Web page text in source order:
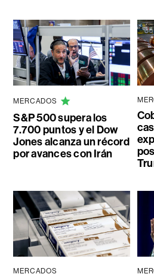
MERCADOS
S&P 500 supera los
7.700 puntos y el Dow
Jones alcanza un récord
por avances con Irán
MERCADOS